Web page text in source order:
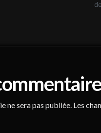
ne sera pas publiée.Les